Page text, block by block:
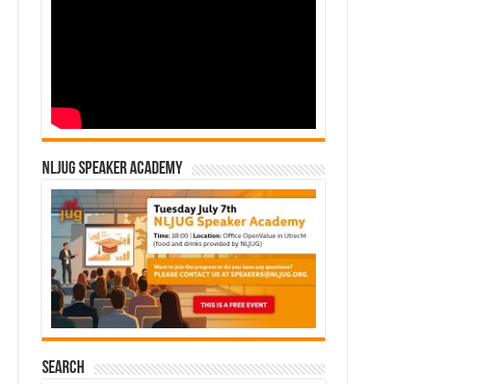
NLJUG Speaker Academy
Search